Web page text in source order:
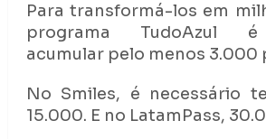
Para transformá-los em
programa TudoAzul é
acumular pelo menos 3.000
No Smiles, é necessário
15.000. E no LatamPass,